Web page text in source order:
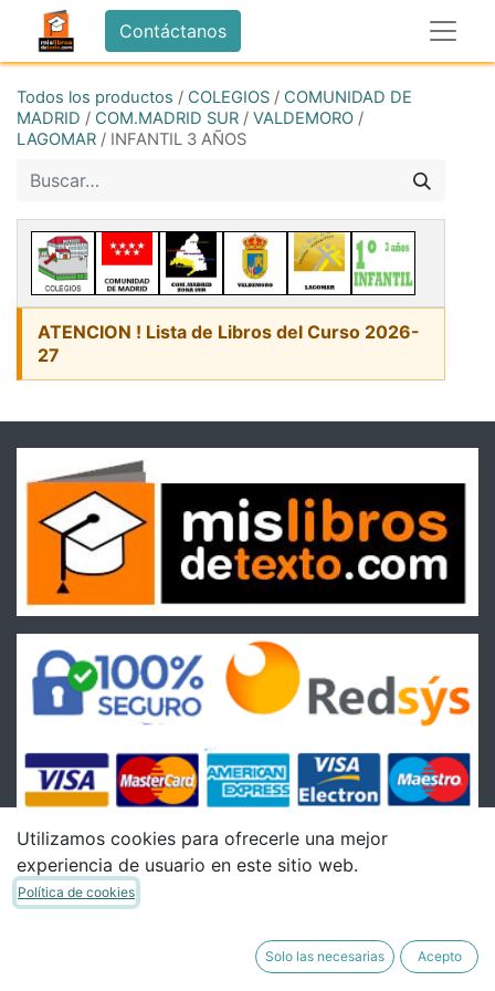
Contáctanos
Todos los productos / COLEGIOS / COMUNIDAD DE
MADRID / COM.MADRID SUR / VALDEMORO /
LAGOMAR / INFANTIL 3 AÑOS
ATENCION ! Lista de Libros del Curso 2026-
27
Condiciones
Utilizamos cookies para ofrecerle una mejor
experiencia de usuario en este sitio web.
Política de cookies
Solo las necesarias Acepto